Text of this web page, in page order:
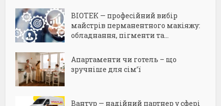
BIOTEK — професійний вибір
майстрів перманентного макіяжу:
обладнання, пігменти та...
Апартаменти чи готель – що
зручніше для сім’ї
Вантур — надійний партнер у сфері